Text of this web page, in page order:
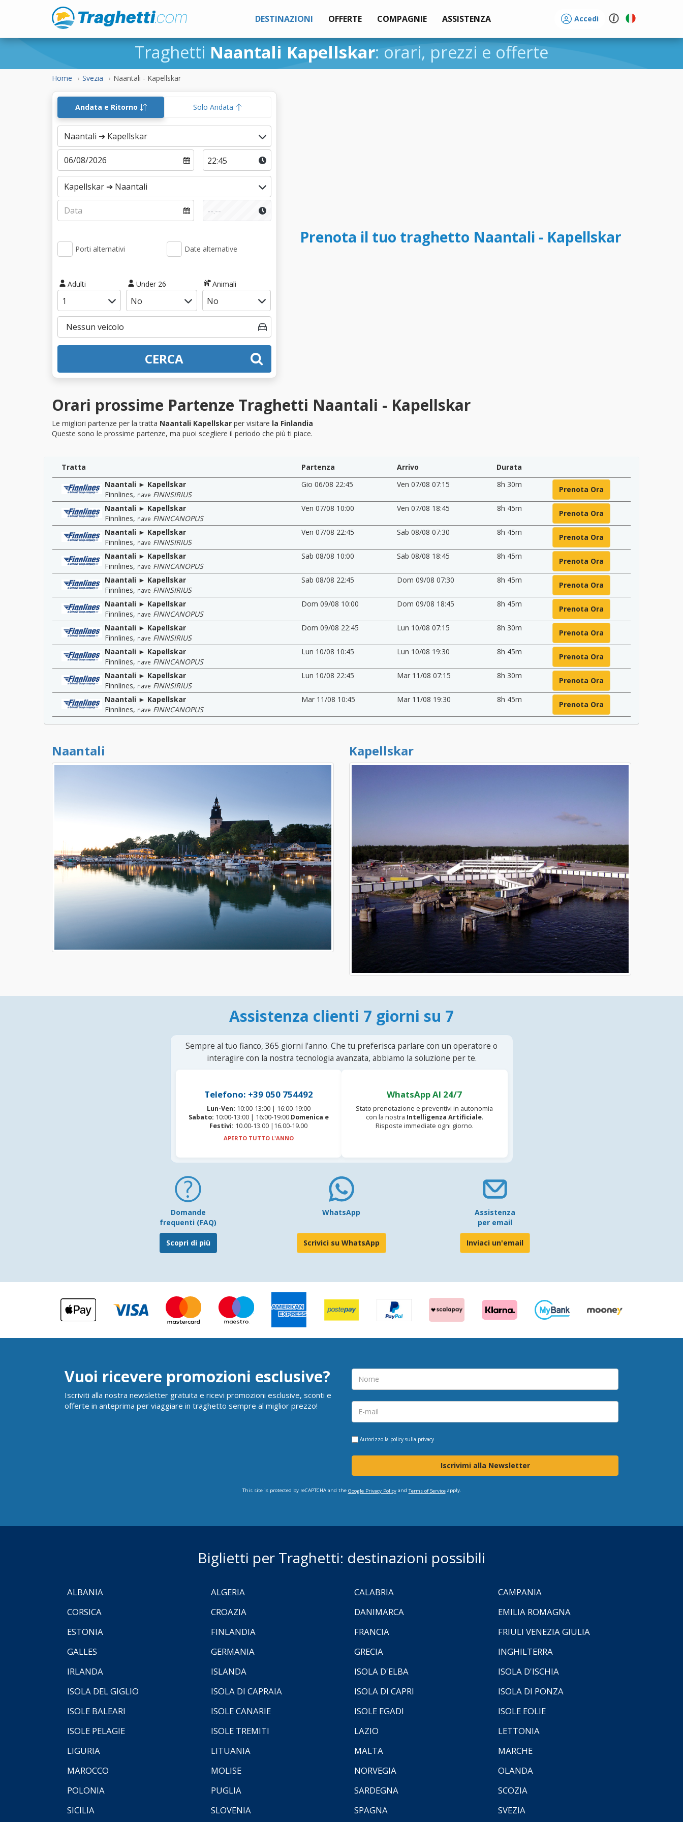
DESTINAZIONI OFFERTE COMPAGNIE ASSISTENZA Accedi
Traghetti Naantali Kapellskar: orari, prezzi e offerte
Home Svezia Naantali - Kapellskar
Andata e Ritorno Solo Andata
Porti alternativi Date alternative
Adulti Under 26 Animali
CERCA
Prenota il tuo traghetto Naantali - Kapellskar
Orari prossime Partenze Traghetti Naantali - Kapellskar
Le migliori partenze per la tratta Naantali Kapellskar per visitare la Finlandia
Queste sono le prossime partenze, ma puoi scegliere il periodo che più ti piace.
Tratta Partenza Arrivo
Durata
Naantali ► Kapellskar
Finnlines, nave FINNSIRIUS
Gio 06/08 22:45 Ven 07/08 07:15 8h 30m
Prenota Ora
Naantali ► Kapellskar
Finnlines, nave FINNCANOPUS
Ven 07/08 10:00 Ven 07/08 18:45 8h 45m
Prenota Ora
Naantali ► Kapellskar
Finnlines, nave FINNSIRIUS
Ven 07/08 22:45 Sab 08/08 07:30 8h 45m
Prenota Ora
Naantali ► Kapellskar
Finnlines, nave FINNCANOPUS
Sab 08/08 10:00 Sab 08/08 18:45 8h 45m
Prenota Ora
Naantali ► Kapellskar
Finnlines, nave FINNSIRIUS
Sab 08/08 22:45 Dom 09/08 07:30 8h 45m
Prenota Ora
Naantali ► Kapellskar
Finnlines, nave FINNCANOPUS
Dom 09/08 10:00 Dom 09/08 18:45 8h 45m
Prenota Ora
Naantali ► Kapellskar
Finnlines, nave FINNSIRIUS
Dom 09/08 22:45 Lun 10/08 07:15 8h 30m
Prenota Ora
Naantali ► Kapellskar
Finnlines, nave FINNCANOPUS
Lun 10/08 10:45 Lun 10/08 19:30 8h 45m
Prenota Ora
Naantali ► Kapellskar
Finnlines, nave FINNSIRIUS
Lun 10/08 22:45 Mar 11/08 07:15 8h 30m
Prenota Ora
Naantali ► Kapellskar
Finnlines, nave FINNCANOPUS
Mar 11/08 10:45 Mar 11/08 19:30 8h 45m
Prenota Ora
Naantali Kapellskar
Assistenza clienti 7 giorni su 7
Sempre al tuo fianco, 365 giorni l'anno. Che tu preferisca parlare con un operatore o
interagire con la nostra tecnologia avanzata, abbiamo la soluzione per te.
Telefono: +39 050 754492
Lun-Ven: 10:00-13:00 | 16:00-19:00
Sabato: 10:00-13:00 | 16:00-19:00 Domenica e
Festivi: 10.00-13.00 |16.00-19.00
APERTO TUTTO L'ANNO
WhatsApp AI 24/7
Stato prenotazione e preventivi in autonomia
con la nostra Intelligenza Artificiale.
Risposte immediate ogni giorno.
Domande
frequenti (FAQ)
Scopri di più
WhatsApp
Scrivici su WhatsApp
Assistenza
per email
Inviaci un'email
Vuoi ricevere promozioni esclusive?
Iscriviti alla nostra newsletter gratuita e ricevi promozioni esclusive, sconti e
offerte in anteprima per viaggiare in traghetto sempre al miglior prezzo!
Autorizzo la policy sulla privacy
Iscrivimi alla Newsletter
This site is protected by reCAPTCHA and the Google Privacy Policyand Terms of Serviceapply.
Biglietti per Traghetti: destinazioni possibili
ALBANIA ALGERIA CALABRIA
CAMPANIA
CORSICA
CROAZIA DANIMARCA
EMILIA ROMAGNA
ESTONIA
FINLANDIA FRANCIA
FRIULI VENEZIA GIULIA
GALLES
GERMANIA GRECIA
INGHILTERRA
IRLANDA
ISLANDA ISOLA D'ELBA
ISOLA D'ISCHIA
ISOLA DEL GIGLIO
ISOLA DI CAPRAIA ISOLA DI CAPRI
ISOLA DI PONZA
ISOLE BALEARI
ISOLE CANARIE ISOLE EGADI
ISOLE EOLIE
ISOLE PELAGIE
ISOLE TREMITI LAZIO
LETTONIA
LIGURIA
LITUANIA MALTA
MARCHE
MAROCCO
MOLISE NORVEGIA
OLANDA
POLONIA
PUGLIA SARDEGNA
SCOZIA
SICILIA
SLOVENIA SPAGNA SVEZIA